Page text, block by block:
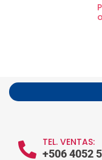
TEL. VENTAS:
+506 4052